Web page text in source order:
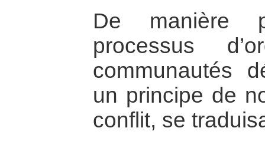
De manière
processus
communautés
un principe de
conflit, se